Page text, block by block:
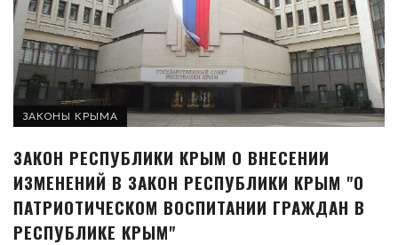
ЗАКОНЫ КРЫМА
ЗАКОН РЕСПУБЛИКИ КРЫМ О ВНЕСЕНИИ
ИЗМЕНЕНИЙ В ЗАКОН РЕСПУБЛИКИ КРЫМ "О
ПАТРИОТИЧЕСКОМ ВОСПИТАНИИ ГРАЖДАН В
РЕСПУБЛИКЕ КРЫМ"